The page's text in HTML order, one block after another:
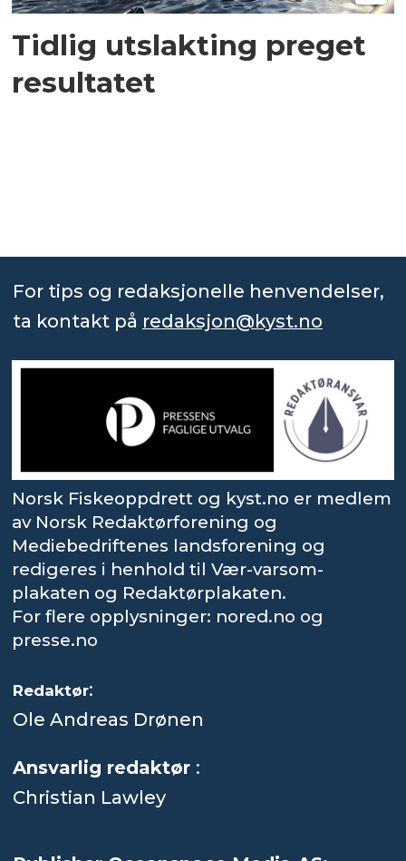
Tidlig utslakting preget
resultatet
For tips og redaksjonelle henvendelser,
ta kontakt på redaksjon@kyst.no
Norsk Fiskeoppdrett og kyst.no er medlem
av Norsk Redaktørforening og
Mediebedriftenes landsforening og
redigeres i henhold til Vær-varsom-
plakaten og Redaktørplakaten.
For flere opplysninger: nored.no og
presse.no
Redaktør:
Ole Andreas Drønen
Ansvarlig redaktør :
Christian Lawley